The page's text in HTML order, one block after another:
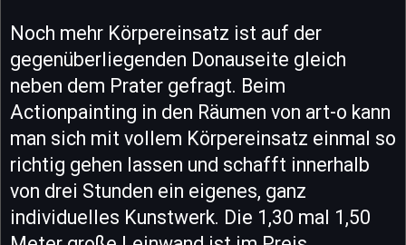
Noch mehr Körpereinsatz ist auf der
gegenüberliegenden Donauseite gleich
neben dem Prater gefragt. Beim
Actionpainting in den Räumen von art-o kann
man sich mit vollem Körpereinsatz einmal so
richtig gehen lassen und schafft innerhalb
von drei Stunden ein eigenes, ganz
individuelles Kunstwerk. Die 1,30 mal 1,50